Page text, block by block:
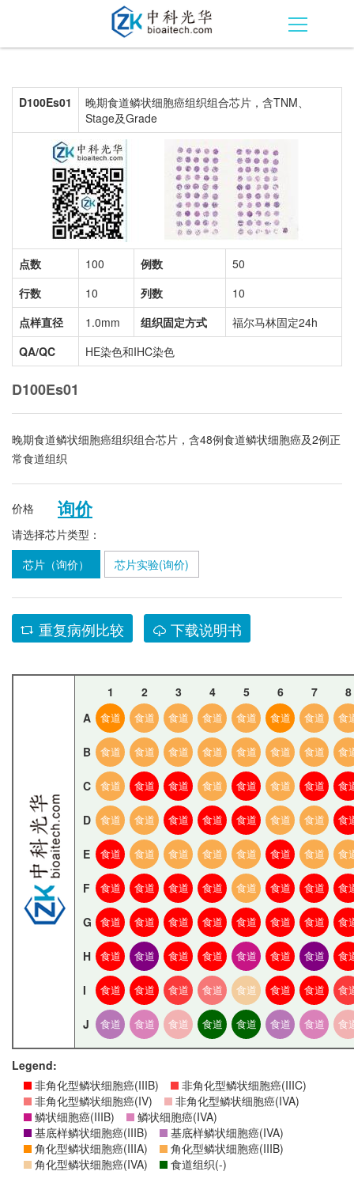
D100Es01
晚期食道鳞状细胞癌组织组合芯片，含TNM、
Stage及Grade
点数 100 例数
50
行数
10 列数
10
点样直径
1.0mm 组织固定方式
福尔马林固定24h
QA/QC
HE染色和IHC染色
D100Es01
晚期食道鳞状细胞癌组织组合芯片，含48例食道鳞状细胞癌及2例正
常食道组织
价格 询价
请选择芯片类型：
芯片（询价）
芯片实验(询价)
重复病例比较 下载说明书
1 2 3 4 5 6 7
8
A
食道 食道 食道 食道 食道 食道 食道 食
B 食道 食道 食道 食道 食道 食道 食道 食
C 食道 食道 食道 食道 食道 食道 食道 食
D 食道 食道 食道 食道 食道 食道 食道 食
E 食道 食道 食道 食道 食道 食道 食道 食
F 食道 食道 食道 食道 食道 食道 食道 食
G 食道 食道 食道 食道 食道 食道 食道 食
H 食道 食道 食道 食道 食道 食道 食道 食
I 食道 食道 食道 食道 食道 食道 食道 食
J 食道 食道 食道 食道 食道 食道 食道 食
Legend:
非角化型鳞状细胞癌(IIIB)
非角化型鳞状细胞癌(IIIC)
非角化型鳞状细胞癌(IV)
非角化型鳞状细胞癌(IVA)
鳞状细胞癌(IIIB)
鳞状细胞癌(IVA)
基底样鳞状细胞癌(IIIB)
基底样鳞状细胞癌(IVA)
角化型鳞状细胞癌(IIIA)
角化型鳞状细胞癌(IIIB)
角化型鳞状细胞癌(IVA)
食道组织(-)